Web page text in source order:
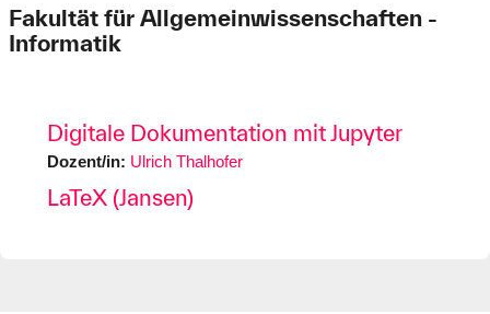
Fakultät für Allgemeinwissenschaften -
Informatik
Digitale Dokumentation mit Jupyter
Dozent/in: Ulrich Thalhofer
LaTeX (Jansen)